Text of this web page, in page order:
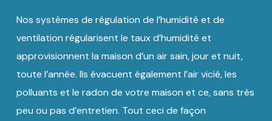
Nos systèmes de régulation de l’humidité et de
ventilation régularisent le taux d’humidité et
approvisionnent la maison d’un air sain, jour et nuit,
toute l’année. Ils évacuent également l’air vicié, les
polluants et le radon de votre maison et ce, sans très
peu ou pas d’entretien. Tout ceci de façon